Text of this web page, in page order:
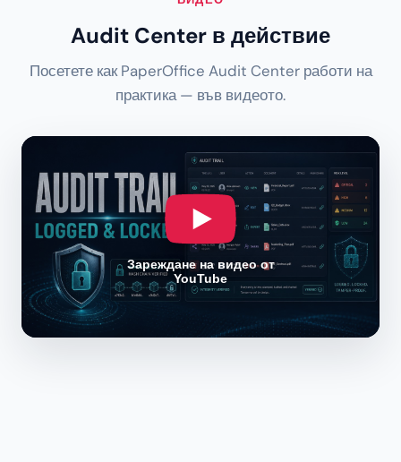
Audit Center в действие
Посетете как PaperOffice Audit Center работи на
практика — във видеото.
Зареждане на видео от
YouTube